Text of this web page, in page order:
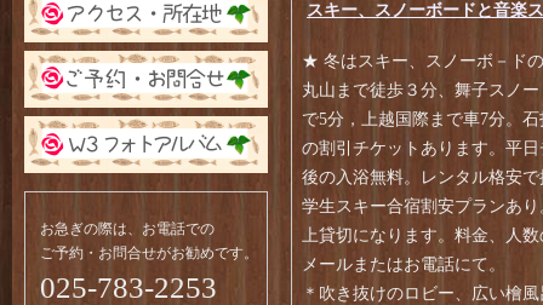
お急ぎの際は、お電話での
ご予約・お問合せがお勧めです。
025-783-2253
スキー、スノーボードと音楽
★ 冬はスキー、スノーボ－ド
丸山まで徒歩３分、舞子スノ
で5分，上越国際まで車7分。
の割引チケットあります。平
後の入浴無料。レンタル格安で
学生スキー合宿割安プランあ
上貸切になります。料金、人
メールまたはお電話にて。
＊吹き抜けのロビー、広い檜